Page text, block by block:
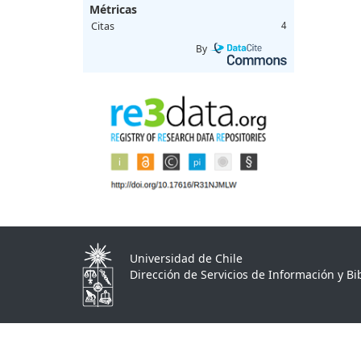
Métricas
Citas 4
By
Universidad de Chile
Dirección de Servicios de Información y